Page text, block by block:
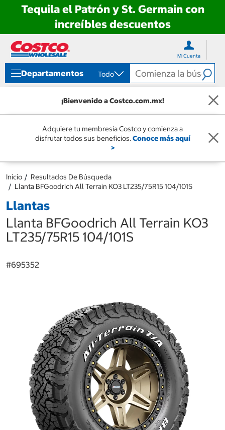
Tequila el Patrón y St. Germain con
increíbles descuentos
directo
contenido
directo
menú
navegación
Mi Cuenta
Departamentos Todo
¡Bienvenido a Costco.com.mx!
Adquiere tu membresía Costco y comienza a
disfrutar todos sus beneficios.Conoce más aquí
>
Inicio
Resultados De Búsqueda
Llanta BFGoodrich All Terrain KO3 LT235/75R15 104/101S
Llantas
Llanta BFGoodrich All Terrain KO3
LT235/75R15 104/101S
#695352